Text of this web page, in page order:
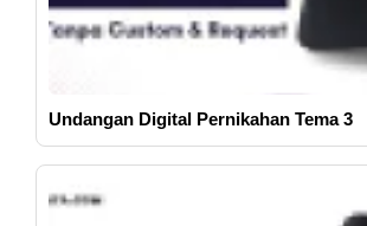
Undangan Digital Pernikahan Tema 3